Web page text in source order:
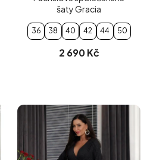
šaty Gracia
36 38 40 42 44 50
2 690 Kč